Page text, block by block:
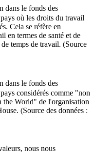
dans le fonds des
où les droits du travail
Cela se réfère en
en termes de santé et de
temps de travail. (Source
dans le fonds des
considérés comme "non
World" de l'organisation
(Source des données :
nous nous